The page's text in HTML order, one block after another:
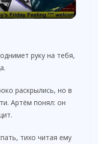
руку на тебя,
раскрылись, но в
Артём понял: он
тихо читая ему